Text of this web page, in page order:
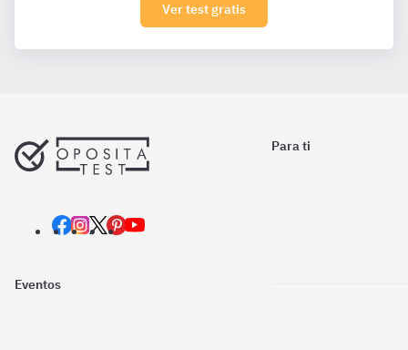
Ver test gratis
Para ti
Eventos